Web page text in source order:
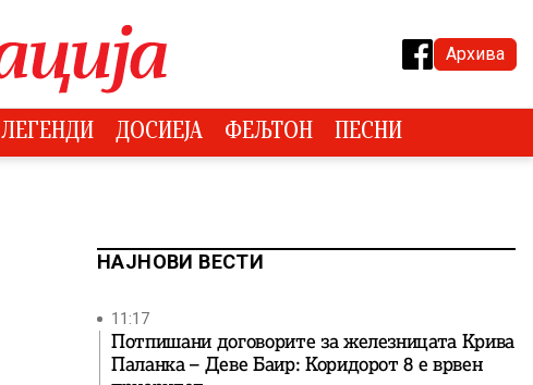
Архива
ЛЕГЕНДИ ДОСИЕЈА ФЕЉТОН ПЕСНИ
НАЈНОВИ ВЕСТИ
11:17
Потпишани договорите за железницата Крива
Паланка – Деве Баир: Коридорот 8 е врвен